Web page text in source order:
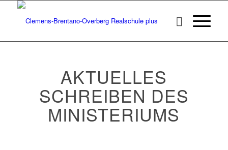
AKTUELLES
SCHREIBEN DES
MINISTERIUMS